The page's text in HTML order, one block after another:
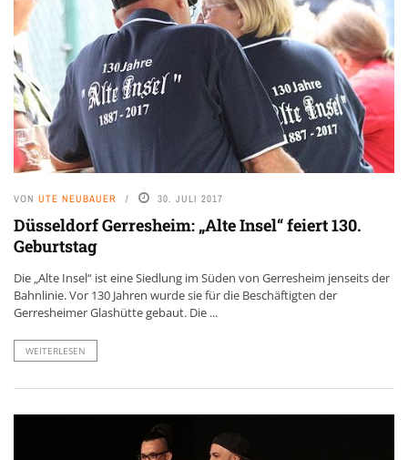
VON UTE NEUBAUER 30. JULI 2017
Düsseldorf Gerresheim: „Alte Insel“ feiert 130.
Geburtstag
Die „Alte Insel“ ist eine Siedlung im Süden von Gerresheim jenseits der
Bahnlinie. Vor 130 Jahren wurde sie für die Beschäftigten der
Gerresheimer Glashütte gebaut. Die ...
WEITERLESEN